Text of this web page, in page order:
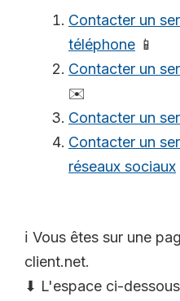
Contacter un
téléphone 📱
Contacter un
✉️
Contacter un
Contacter un
réseaux sociaux
ℹ️ Vous êtes sur une
client.net.
⬇ L'espace ci-